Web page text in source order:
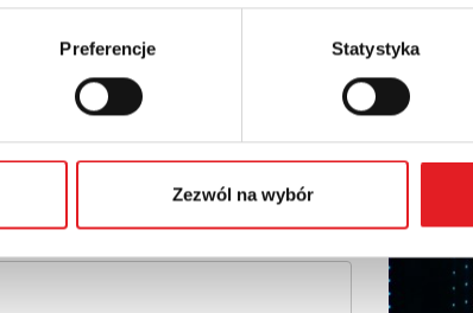
Preferencje Statystyka
Zezwól na wybór
Phone: